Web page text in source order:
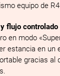
equipo de
flujo controlado
en modo
estancia en un
gracias al